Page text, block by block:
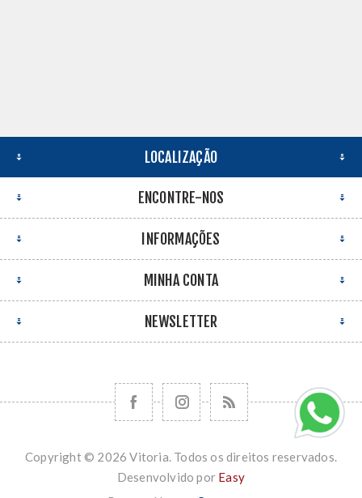
LOCALIZAÇÃO
ENCONTRE-NOS
INFORMAÇÕES
MINHA CONTA
NEWSLETTER
Copyright © 2026 Vitoria. Todos os direitos reservados.
Desenvolvido por Easy